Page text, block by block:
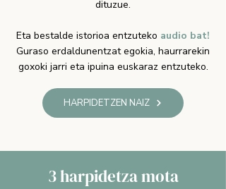
dituzue.
Eta bestalde istorioa entzuteko audio bat!
Guraso erdaldunentzat egokia, haurrarekin
goxoki jarri eta ipuina euskaraz entzuteko.
HARPIDETZEN NAIZ
3 harpidetza mota